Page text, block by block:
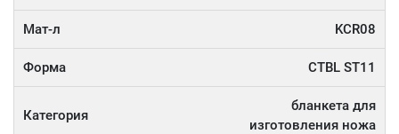
Мат-л KCR08
Форма CTBL ST11
Категория
бланкета для
изготовления ножа